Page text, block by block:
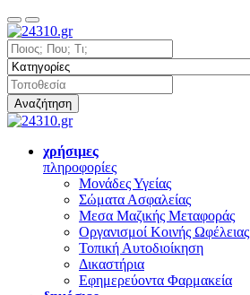
Αναζήτηση
χρήσιμες
πληροφορίες
Μονάδες Υγείας
Σώματα Ασφαλείας
Μεσα Μαζικής Μεταφοράς
Οργανισμοί Κοινής Ωφέλειας
Τοπική Αυτοδιοίκηση
Δικαστήρια
Εφημερεύοντα Φαρμακεία